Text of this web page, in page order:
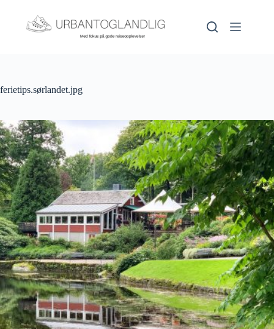
innholdet
ferietips.sørlandet.jpg